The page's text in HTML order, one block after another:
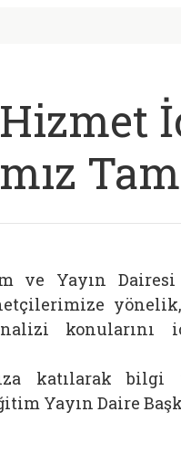
Hizmet
ve Yayın
konularını
katılarak
Yayın Daire